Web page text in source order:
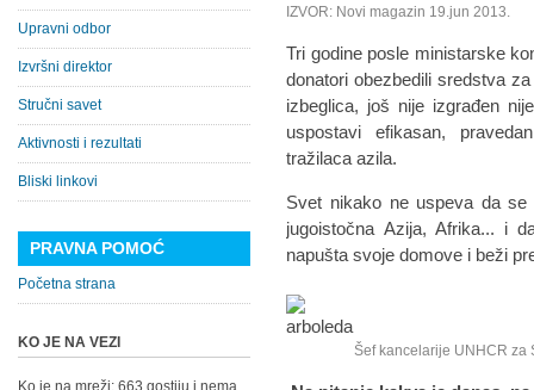
IZVOR: Novi magazin 19.jun 2013.
Tri godine posle ministarske
donatori obezbedili sredstva
izbeglica, još nije izgrađen
uspostavi efikasan,
tražilaca azila.
Svet nikako ne uspeva da se
jugoistočna Azija, Afrika... i
napušta svoje domove i beži
Šef kancelarije UNHCR za
Upravni odbor
Izvršni direktor
Stručni savet
Aktivnosti i rezultati
Bliski linkovi
PRAVNA POMOĆ
Početna strana
KO JE NA VEZI
Ko je na mreži: 663 gostiju i nema